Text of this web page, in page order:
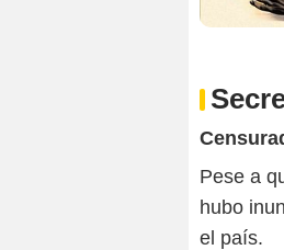
Pese a
hubo
el país.